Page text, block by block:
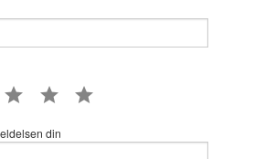
3 star 4 star 5 star
din